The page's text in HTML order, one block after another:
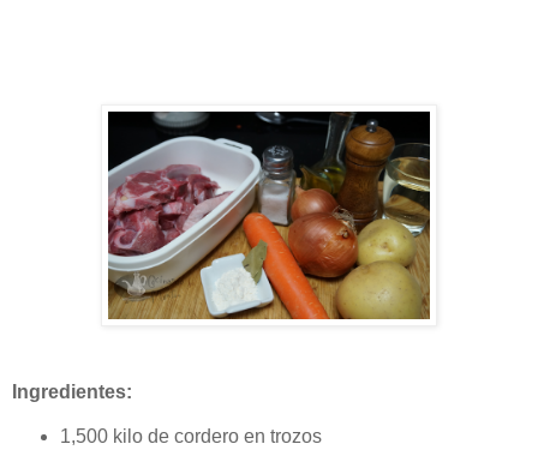
Ingredientes:
1,500 kilo de cordero en trozos